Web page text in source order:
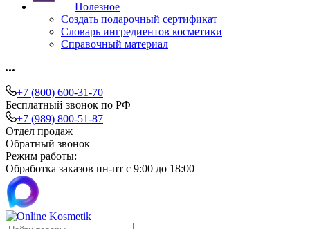
Полезное
Создать подарочный сертификат
Словарь ингредиентов косметики
Справочный материал
+7 (800) 600-31-70
Бесплатный звонок по РФ
+7 (989) 800-51-87
Отдел продаж
Обратный звонок
Режим работы:
Обработка заказов пн-пт с 9:00 до 18:00